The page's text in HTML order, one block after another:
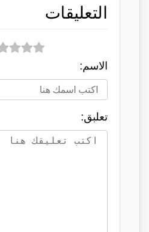
التعليقات
الاسم:
تعلبق: